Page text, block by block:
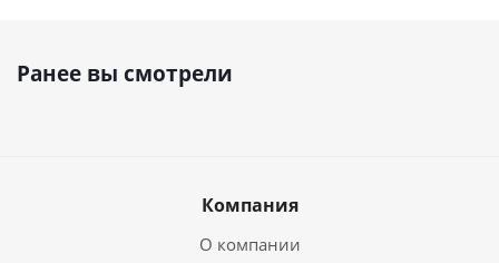
Ранее вы смотрели
Компания
О компании